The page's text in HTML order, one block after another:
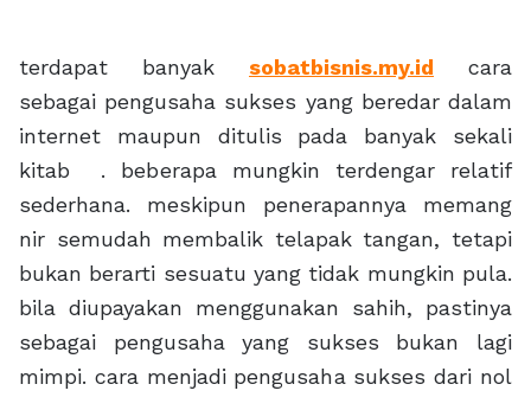
terdapat banyak sobatbisnis.my.id cara
sebagai pengusaha sukses yang beredar dalam
internet maupun ditulis pada banyak sekali
kitab . beberapa mungkin terdengar relatif
sederhana. meskipun penerapannya memang
nir semudah membalik telapak tangan, tetapi
bukan berarti sesuatu yang tidak mungkin pula.
bila diupayakan menggunakan sahih, pastinya
sebagai pengusaha yang sukses bukan lagi
mimpi. cara menjadi pengusaha sukses dari nol